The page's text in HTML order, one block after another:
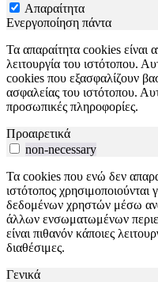
Απαραίτητα
Ενεργοποίηση πάντα
Τα απαραίτητα cookies είναι
λειτουργία του ιστότοπου.
cookies που εξασφαλίζουν
ασφαλείας του ιστότοπου.
προσωπικές πληροφορίες.
Προαιρετικά
non-necessary
Τα cookies που ενώ δεν
ιστότοπος
δεδομένων χρηστών μέσω
άλλων ενσωματωμένων
είναι πιθανόν κάποιες
διαθέσιμες.
Γενικά